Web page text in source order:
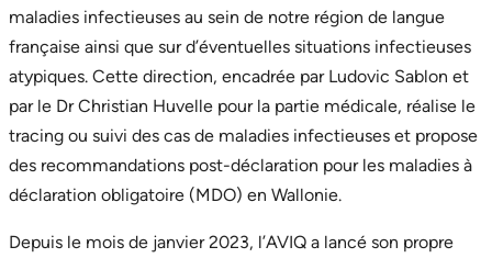
maladies infectieuses au sein de notre région de langue
française ainsi que sur d’éventuelles situations infectieuses
atypiques. Cette direction, encadrée par Ludovic Sablon et
par le Dr Christian Huvelle pour la partie médicale, réalise le
tracing ou suivi des cas de maladies infectieuses et propose
des recommandations post-déclaration pour les maladies à
déclaration obligatoire (MDO) en Wallonie.
Depuis le mois de janvier 2023, l’AVIQ a lancé son propre